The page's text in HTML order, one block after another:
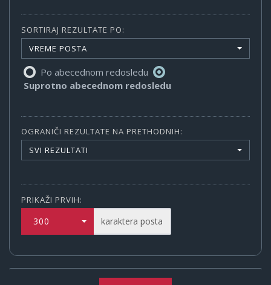
SORTIRAJ REZULTATE PO:
VREME POSTA
Po abecednom redosledu
Suprotno abecednom redosledu
OGRANIČI REZULTATE NA PRETHODNIH:
SVI REZULTATI
PRIKAŽI PRVIH:
300 karaktera posta